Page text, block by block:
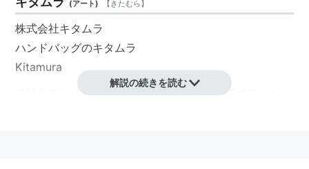
(アート) 【きたむら】
株式会社キタムラ
ハンドバッグのキタムラ
Kitamura
明治創業、「Ｋ」のマークで知られる横浜元町発のファ
解説の続きを読む